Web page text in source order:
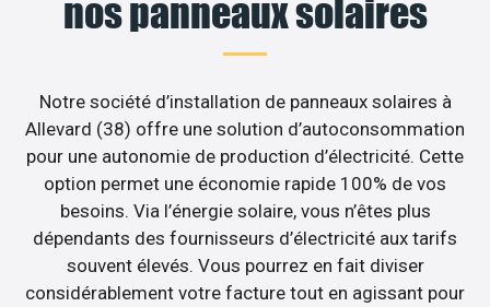
nos panneaux solaires
Notre société d’installation de panneaux solaires à
Allevard (38) offre une solution d’autoconsommation
pour une autonomie de production d’électricité. Cette
option permet une économie rapide 100% de vos
besoins. Via l’énergie solaire, vous n’êtes plus
dépendants des fournisseurs d’électricité aux tarifs
souvent élevés. Vous pourrez en fait diviser
considérablement votre facture tout en agissant pour